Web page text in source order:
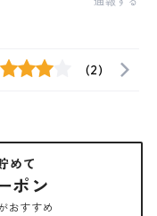
(2)
めて
ポン
おすすめ